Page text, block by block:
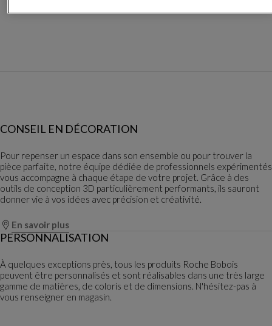
CONSEIL EN DÉCORATION
Pour repenser un espace dans son ensemble ou pour trouver la
pièce parfaite, notre équipe dédiée de professionnels expérimentés
vous accompagne à chaque étape de votre projet. Grâce à des
outils de conception 3D particulièrement performants, ils sauront
donner vie à vos idées avec précision et créativité.
En savoir plus
PERSONNALISATION
À quelques exceptions près, tous les produits Roche Bobois
peuvent être personnalisés et sont réalisables dans une très large
gamme de matières, de coloris et de dimensions. N'hésitez-pas à
vous renseigner en magasin.